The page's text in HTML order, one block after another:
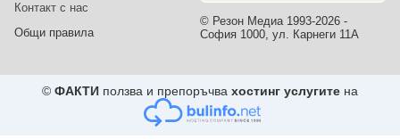
Контакт с нас
Общи правила
© Резон Медиа 1993-2026 -
София 1000, ул. Карнеги 11А
© ФАКТИ ползва и препоръчва хостинг услугите на